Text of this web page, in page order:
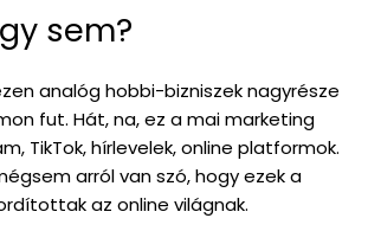
sem?
analóg hobbi-bizniszek nagyrésze
fut. Hát, na, ez a mai marketing
TikTok, hírlevelek, online platformok.
arról van szó, hogy ezek a
az online világnak.